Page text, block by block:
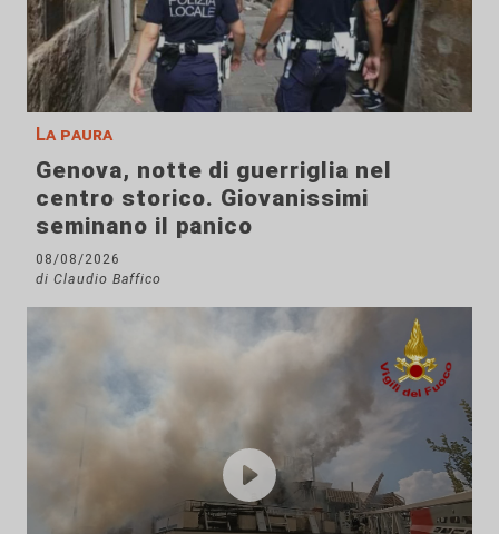
La paura
Genova, notte di guerriglia nel
centro storico. Giovanissimi
seminano il panico
08/08/2026
di Claudio Baffico